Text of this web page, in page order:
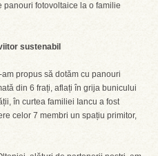
panouri fotovoltaice la o familie
sustenabil
propus să dotăm cu panouri
din 6 frați, aflați în grija bunicului
în curtea familiei Iancu a fost
celor 7 membri un spațiu primitor,